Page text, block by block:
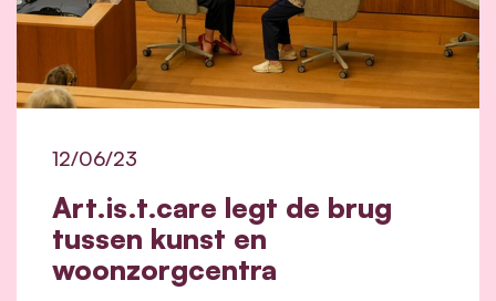
Art.is.t.care legt de brug
tussen kunst en
woonzorgcentra
12/06/23